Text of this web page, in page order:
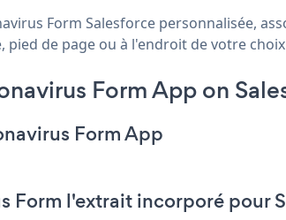
Form Salesforce personnalisée,
pied de page ou à l'endroit de votre
Form App on
Form App
Form l'extrait incorporé pour